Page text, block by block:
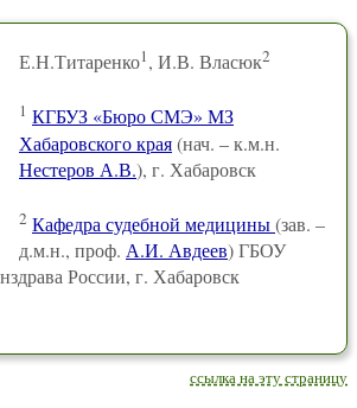
Е.Н.Титаренко1, И.В. Власюк2
1 КГБУЗ «Бюро СМЭ» МЗ
Хабаровского края(нач. – к.м.н.
Нестеров А.В.), г. Хабаровск
2 Кафедра судебной медицины(зав. –
д.м.н., проф. А.И. Авдеев) ГБОУ
России, г. Хабаровск
ссылка на эту страницу